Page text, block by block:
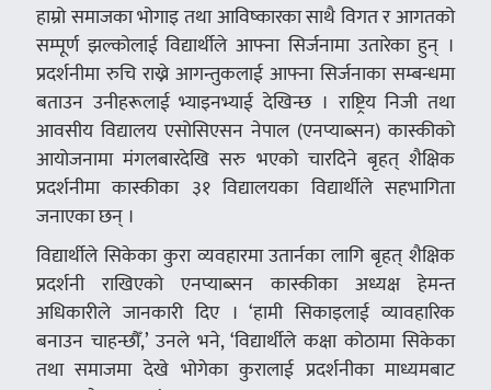
हाम्रो समाजका भोगाइ तथा आविष्कारका साथै विगत र आगतको
सम्पूर्ण झल्कोलाई विद्यार्थीले आफ्ना सिर्जनामा उतारेका हुन् ।
प्रदर्शनीमा रुचि राख्ने आगन्तुकलाई आफ्ना सिर्जनाका सम्बन्धमा
बताउन उनीहरूलाई भ्याइनभ्याई देखिन्छ । राष्ट्रिय निजी तथा
आवसीय विद्यालय एसोसिएसन नेपाल (एनप्याब्सन) कास्कीको
आयोजनामा मंगलबारदेखि सरु भएको चारदिने बृहत् शैक्षिक
प्रदर्शनीमा कास्कीका ३१ विद्यालयका विद्यार्थीले सहभागिता
जनाएका छन् ।
विद्यार्थीले सिकेका कुरा व्यवहारमा उतार्नका लागि बृहत् शैक्षिक
प्रदर्शनी राखिएको एनप्याब्सन कास्कीका अध्यक्ष हेमन्त
अधिकारीले जानकारी दिए । ‘हामी सिकाइलाई व्यावहारिक
बनाउन चाहन्छौँ,’ उनले भने, ‘विद्यार्थीले कक्षा कोठामा सिकेका
तथा समाजमा देखे भोगेका कुरालाई प्रदर्शनीका माध्यमबाट